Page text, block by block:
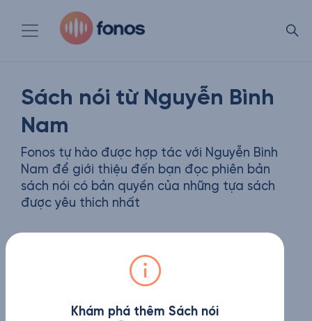
Sách nói từ Nguyễn Bình
Nam
Fonos tự hào được hợp tác với Nguyễn Bình
Nam để giới thiệu đến bạn đọc phiên bản
sách nói có bản quyền của những tựa sách
được yêu thích nhất
Khám phá thêm Sách nói